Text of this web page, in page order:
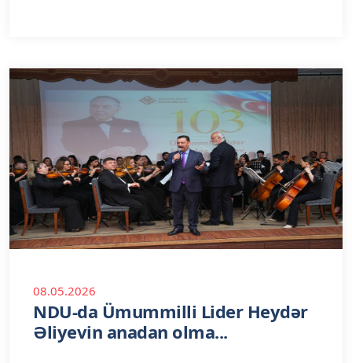
08.05.2026
NDU-da Ümummilli Lider Heydər
Əliyevin anadan olma...